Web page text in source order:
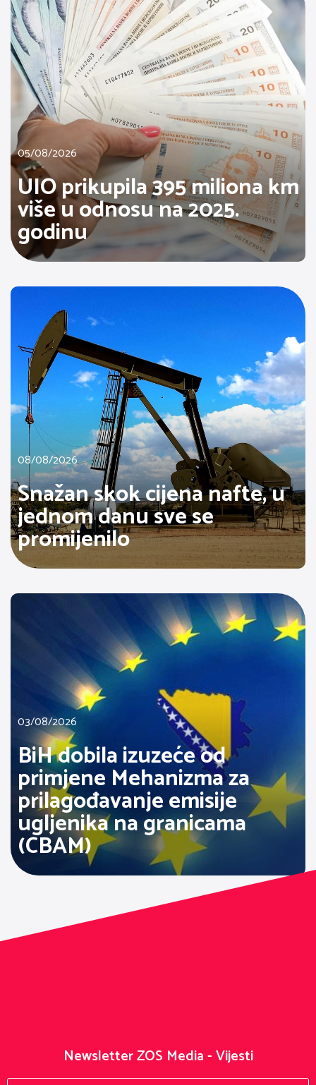
05/08/2026
UIO prikupila 395 miliona km
više u odnosu na 2025.
godinu
08/08/2026
Snažan skok cijena nafte, u
jednom danu sve se
promijenilo
03/08/2026
BiH dobila izuzeće od
primjene Mehanizma za
prilagođavanje emisije
ugljenika na granicama
(CBAM)
Newsletter ZOS Media - Vijesti